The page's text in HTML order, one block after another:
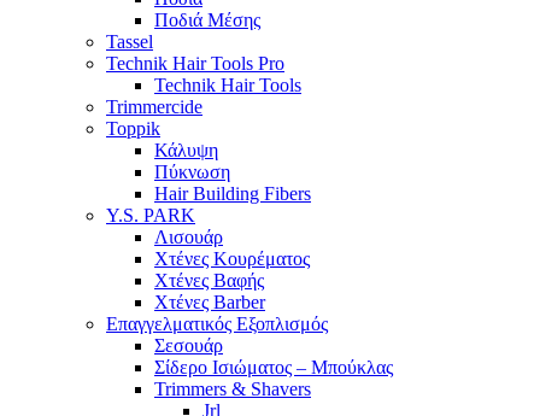
Ποδιά Μέσης
Tassel
Technik Hair Tools Pro
Technik Hair Tools
Trimmercide
Toppik
Κάλυψη
Πύκνωση
Hair Building Fibers
Y.S. PARK
Λισουάρ
Χτένες Κουρέματος
Χτένες Βαφής
Χτένες Barber
Επαγγελματικός Εξοπλισμός
Σεσουάρ
Σίδερο Ισιώματος – Μπούκλας
Trimmers & Shavers
Jrl